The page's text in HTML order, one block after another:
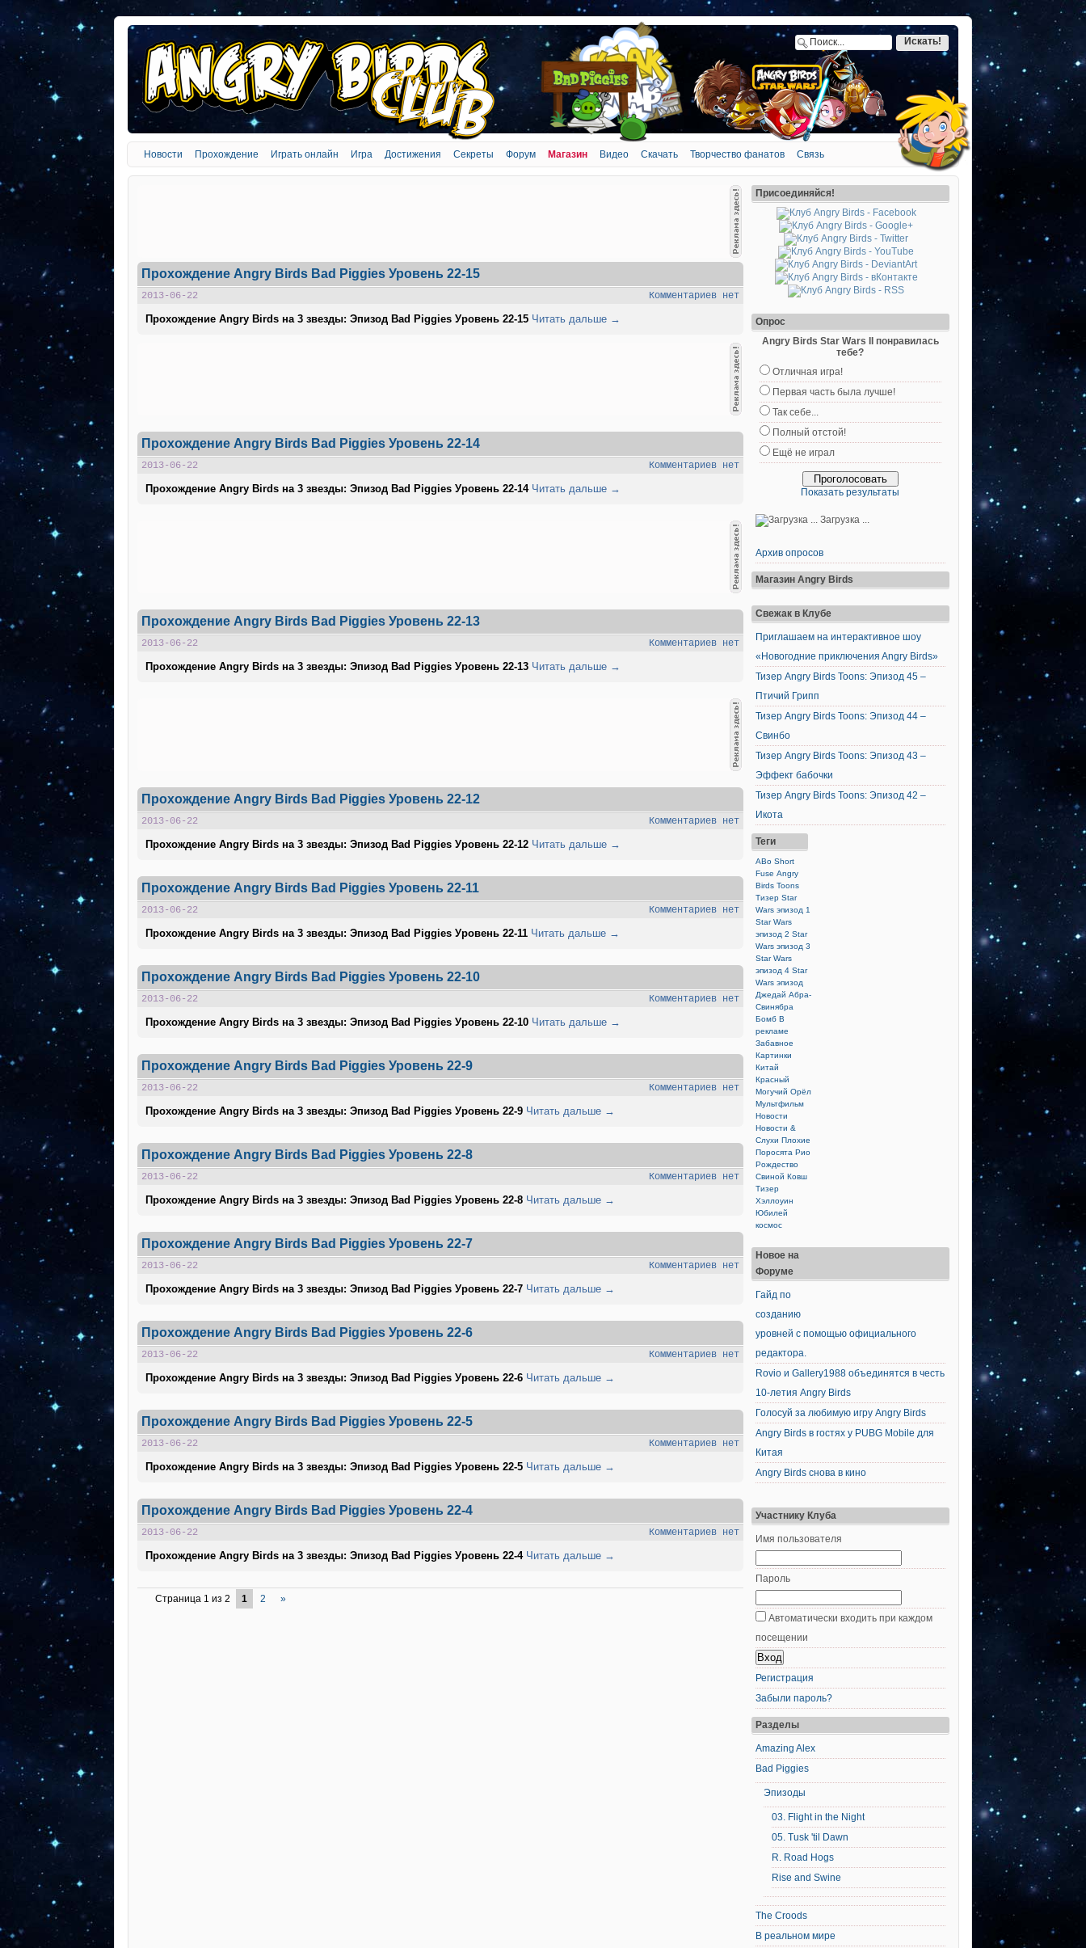
Новости Прохождение Играть онлайн Игра Достижения Секреты Форум Магазин Видео Скачать Творчество фанатов Связь
Прохождение Angry Birds Bad Piggies Уровень 22-15
2013-06-22 Комментариев нет
Прохождение Angry Birds на 3 звезды: Эпизод Bad Piggies Уровень 22-15 Читать дальше →
Прохождение Angry Birds Bad Piggies Уровень 22-14
2013-06-22 Комментариев нет
Прохождение Angry Birds на 3 звезды: Эпизод Bad Piggies Уровень 22-14 Читать дальше →
Прохождение Angry Birds Bad Piggies Уровень 22-13
2013-06-22 Комментариев нет
Прохождение Angry Birds на 3 звезды: Эпизод Bad Piggies Уровень 22-13 Читать дальше →
Прохождение Angry Birds Bad Piggies Уровень 22-12
2013-06-22 Комментариев нет
Прохождение Angry Birds на 3 звезды: Эпизод Bad Piggies Уровень 22-12 Читать дальше →
Прохождение Angry Birds Bad Piggies Уровень 22-11
2013-06-22 Комментариев нет
Прохождение Angry Birds на 3 звезды: Эпизод Bad Piggies Уровень 22-11 Читать дальше →
Прохождение Angry Birds Bad Piggies Уровень 22-10
2013-06-22 Комментариев нет
Прохождение Angry Birds на 3 звезды: Эпизод Bad Piggies Уровень 22-10 Читать дальше →
Прохождение Angry Birds Bad Piggies Уровень 22-9
2013-06-22 Комментариев нет
Прохождение Angry Birds на 3 звезды: Эпизод Bad Piggies Уровень 22-9 Читать дальше →
Прохождение Angry Birds Bad Piggies Уровень 22-8
2013-06-22 Комментариев нет
Прохождение Angry Birds на 3 звезды: Эпизод Bad Piggies Уровень 22-8 Читать дальше →
Прохождение Angry Birds Bad Piggies Уровень 22-7
2013-06-22 Комментариев нет
Прохождение Angry Birds на 3 звезды: Эпизод Bad Piggies Уровень 22-7 Читать дальше →
Прохождение Angry Birds Bad Piggies Уровень 22-6
2013-06-22 Комментариев нет
Прохождение Angry Birds на 3 звезды: Эпизод Bad Piggies Уровень 22-6 Читать дальше →
Прохождение Angry Birds Bad Piggies Уровень 22-5
2013-06-22 Комментариев нет
Прохождение Angry Birds на 3 звезды: Эпизод Bad Piggies Уровень 22-5 Читать дальше →
Прохождение Angry Birds Bad Piggies Уровень 22-4
2013-06-22 Комментариев нет
Прохождение Angry Birds на 3 звезды: Эпизод Bad Piggies Уровень 22-4 Читать дальше →
Страница 1 из 2 1 2 »
Присоединяйся!
Опрос
Angry Birds Star Wars II понравилась
тебе?
Отличная игра!
Первая часть была лучше!
Так себе...
Полный отстой!
Ещё не играл
Показать результаты
Загрузка ...
Архив опросов
Магазин Angry Birds
Свежак в Клубе
Приглашаем на интерактивное шоу
«Новогодние приключения Angry Birds»
Тизер Angry Birds Toons: Эпизод 45 –
Птичий Грипп
Тизер Angry Birds Toons: Эпизод 44 –
Свинбо
Тизер Angry Birds Toons: Эпизод 43 –
Эффект бабочки
Тизер Angry Birds Toons: Эпизод 42 –
Икота
Теги
ABo Short
Fuse Angry
Birds Toons
Тизер Star
Wars эпизод 1
Star Wars
эпизод 2 Star
Wars эпизод 3
Star Wars
эпизод 4 Star
Wars эпизод
Джедай Абра-
Свинябра
Бомб В
рекламе
Забавное
Картинки
Китай
Красный
Могучий Орёл
Мультфильм
Новости
Новости &
Слухи Плохие
Поросята Рио
Рождество
Свиной Ковш
Тизер
Хэллоуин
Юбилей
космос
Новое на
Форуме
Гайд по
созданию
уровней с помощью официального
редактора.
Rovio и Gallery1988 объединятся в честь
10-летия Angry Birds
Голосуй за любимую игру Angry Birds
Angry Birds в гостях у PUBG Mobile для
Китая
Angry Birds снова в кино
Участнику Клуба
Имя пользователя
Пароль
Автоматически входить при каждом
посещении
Регистрация
Забыли пароль?
Разделы
Amazing Alex
Bad Piggies
Эпизоды
03. Flight in the Night
05. Tusk 'til Dawn
R. Road Hogs
Rise and Swine
The Croods
В реальном мире